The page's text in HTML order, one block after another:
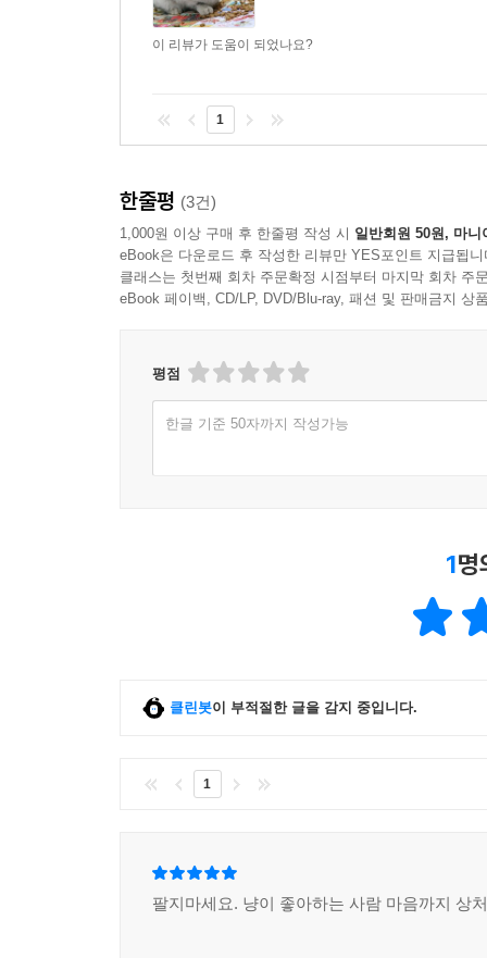
이 리뷰가 도움이 되었나요?
1
한줄평 (3건)
1,000원 이상 구매 후 한줄평 작성 시 일반회원 50원, 마니
eBook은 다운로드 후 작성한 리뷰만 YES포인트 지급됩니
클래스는 첫번째 회차 주문확정 시점부터 마지막 회차 주
eBook 페이백, CD/LP, DVD/Blu-ray, 패션 및 판매금지 상
평점
한글 기준 50자까지 작성가능
1명
클린봇이 부적절한 글을 감지 중입니다.
1
팔지마세요. 냥이 좋아하는 사람 마음까지 상